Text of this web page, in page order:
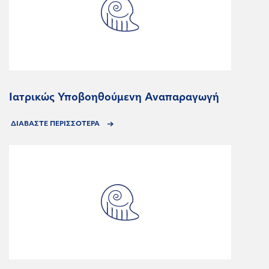
Ιατρικώς Υποβοηθούμενη Αναπαραγωγή
ΔΙΑΒΑΣΤΕ ΠΕΡΙΣΣΟΤΕΡΑ